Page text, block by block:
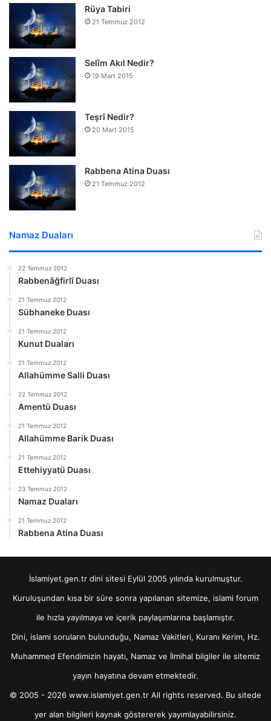
Rüya Tabiri
21 Temmuz 2012
Selîm Akıl Nedir?
19 Mart 2015
Teşrî Nedir?
20 Mart 2015
Rabbena Atina Duası
21 Temmuz 2012
Namaz Duaları
22 Temmuz 2012
Rabbenâğfirlî Duası
21 Temmuz 2012
Sübhaneke Duası
21 Temmuz 2012
Kunut Duaları
21 Temmuz 2012
Allahümme Salli Duası
22 Temmuz 2012
Amentü Duası
21 Temmuz 2012
Allahümme Barik Duası
21 Temmuz 2012
Ettehiyyatü Duası
23 Temmuz 2012
Namaz Duaları
21 Temmuz 2012
Rabbena Atina Duası
İslamiyet.gen.tr dini sitesi Eylül 2005 yılında kurulmuştur.
Kuruluşundan kısa bir süre sonra yapılanan sitemize, islami forum
ile hızla yayılmaya ve içerik paylaşımlarına başlamıştır.
Dini, islami soruların bulunduğu, Namaz Vakitleri, Kuranı Kerim, Hz.
Muhammed Efendimizin hayatı, Namaz ve İlmihal bilgiler ile sitemiz
yayın hayatına devam etmektedir.
© 2005 - 2026 www.islamiyet.gen.tr All rights reserved. Bu sitede
yer alan bilgileri kaynak göstererek yayımlayabilirsiniz.